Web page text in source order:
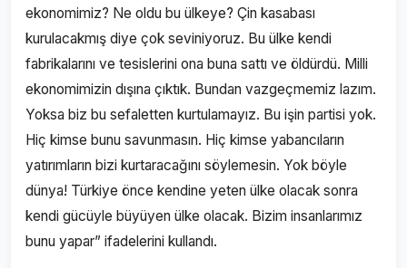
ekonomimiz? Ne oldu bu ülkeye? Çin kasabası
kurulacakmış diye çok seviniyoruz. Bu ülke kendi
fabrikalarını ve tesislerini ona buna sattı ve öldürdü. Milli
ekonomimizin dışına çıktık. Bundan vazgeçmemiz lazım.
Yoksa biz bu sefaletten kurtulamayız. Bu işin partisi yok.
Hiç kimse bunu savunmasın. Hiç kimse yabancıların
yatırımların bizi kurtaracağını söylemesin. Yok böyle
dünya! Türkiye önce kendine yeten ülke olacak sonra
kendi gücüyle büyüyen ülke olacak. Bizim insanlarımız
bunu yapar” ifadelerini kullandı.